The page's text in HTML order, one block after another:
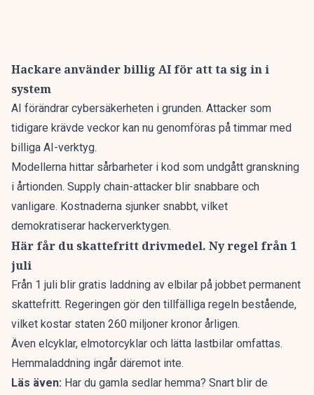
Hackare använder billig AI för att ta sig in i
system
AI förändrar cybersäkerheten i grunden. Attacker som
tidigare krävde veckor kan nu genomföras på timmar med
billiga AI-verktyg.
Modellerna hittar sårbarheter i kod som undgått granskning
i årtionden. Supply chain-attacker blir snabbare och
vanligare. Kostnaderna sjunker snabbt, vilket
demokratiserar hackerverktygen.
Här får du skattefritt drivmedel. Ny regel från 1
juli
Från 1 juli blir gratis laddning av elbilar på jobbet permanent
skattefritt. Regeringen gör den tillfälliga regeln bestående,
vilket kostar staten 260 miljoner kronor årligen.
Även elcyklar, elmotorcyklar och lätta lastbilar omfattas.
Hemmaladdning ingår däremot inte.
Läs även: Har du gamla sedlar hemma? Snart blir de